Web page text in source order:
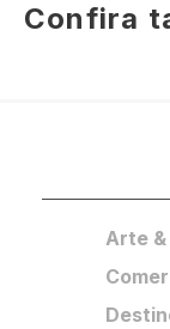
Confira
Arte